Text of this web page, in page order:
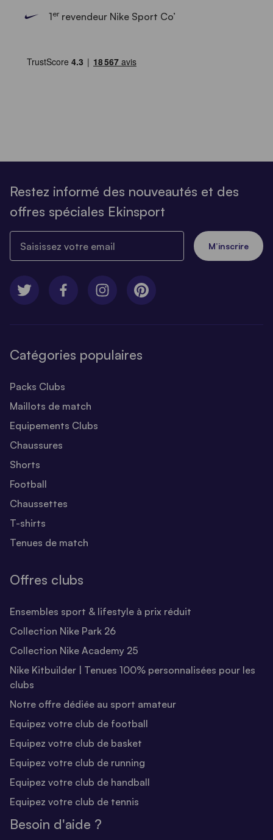
1errevendeur Nike Sport Co’
Restez informé des nouveautés et des
offres spéciales Ekinsport
M’inscrire
Catégories populaires
Packs Clubs
Maillots de match
Equipements Clubs
Chaussures
Shorts
Football
Chaussettes
T-shirts
Tenues de match
Offres clubs
Ensembles sport & lifestyle à prix réduit
Collection Nike Park 26
Collection Nike Academy 25
Nike Kitbuilder | Tenues 100% personnalisées pour les
clubs
Notre offre dédiée au sport amateur
Equipez votre club de football
Equipez votre club de basket
Equipez votre club de running
Equipez votre club de handball
Equipez votre club de tennis
Besoin d'aide ?